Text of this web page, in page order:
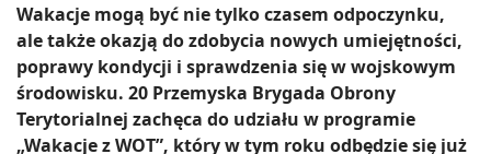
Wakacje mogą być nie tylko czasem odpoczynku,
ale także okazją do zdobycia nowych umiejętności,
poprawy kondycji i sprawdzenia się w wojskowym
środowisku. 20 Przemyska Brygada Obrony
Terytorialnej zachęca do udziału w programie
„Wakacje z WOT”, który w tym roku odbędzie się już